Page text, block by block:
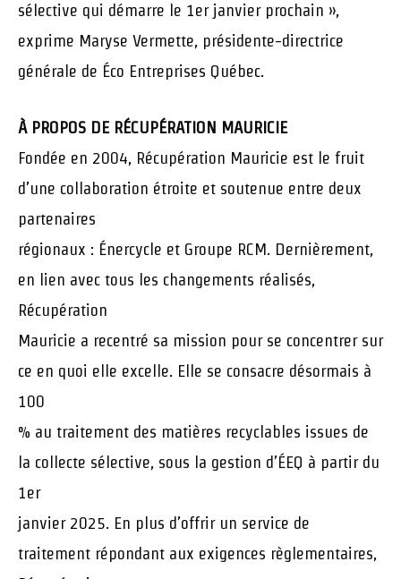
sélective qui démarre le 1er janvier prochain »,
exprime Maryse Vermette, présidente-directrice
générale de Éco Entreprises Québec.
À PROPOS DE RÉCUPÉRATION MAURICIE
Fondée en 2004, Récupération Mauricie est le fruit
d’une collaboration étroite et soutenue entre deux
partenaires
régionaux : Énercycle et Groupe RCM. Dernièrement,
en lien avec tous les changements réalisés,
Récupération
Mauricie a recentré sa mission pour se concentrer sur
ce en quoi elle excelle. Elle se consacre désormais à
100
% au traitement des matières recyclables issues de
la collecte sélective, sous la gestion d’ÉEQ à partir du
1er
janvier 2025. En plus d’offrir un service de
traitement répondant aux exigences règlementaires,